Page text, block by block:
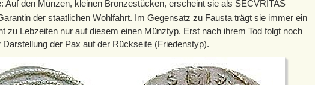
Auf den Münzen, kleinen Bronzestücken, erscheint sie als SECVRITAS
der staatlichen Wohlfahrt. Im Gegensatz zu Fausta trägt sie immer ein
zu Lebzeiten nur auf diesem einen Münztyp. Erst nach ihrem Tod folgt noch
Darstellung der Pax auf der Rückseite (Friedenstyp).